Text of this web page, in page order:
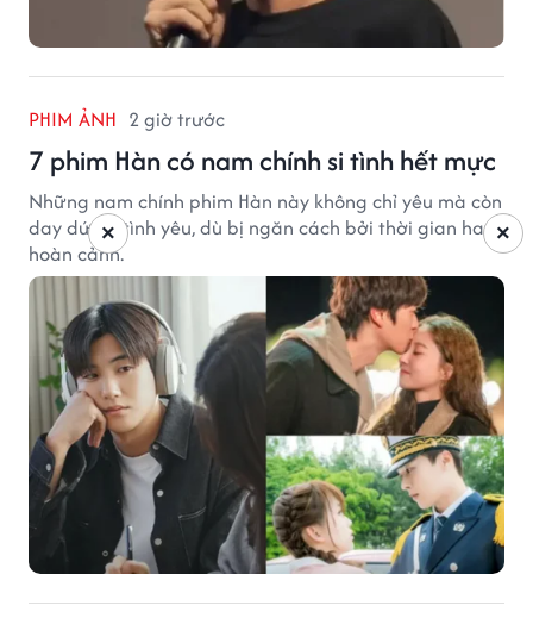
PHIM ẢNH 2 giờ trước
7 phim Hàn có nam chính si tình hết mực
Những nam chính phim Hàn này không chỉ yêu mà còn
day dứt vì tình yêu, dù bị ngăn cách bởi thời gian hay
hoàn cảnh.
×
×